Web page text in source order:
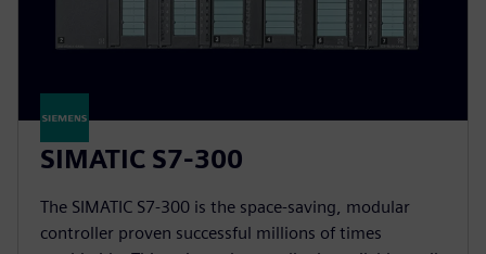
SIMATIC S7-300
The SIMATIC S7-300 is the space-saving, modular
controller proven successful millions of times